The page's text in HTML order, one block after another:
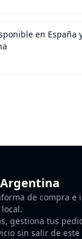
en España
de compra e
gestiona tus
sin salir de este